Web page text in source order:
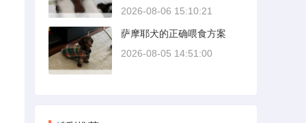
一套行情。下面直接说具体
间。
2026-08-06 15:10:21
萨摩耶犬的正确喂食方案
2026-08-05 14:51:00